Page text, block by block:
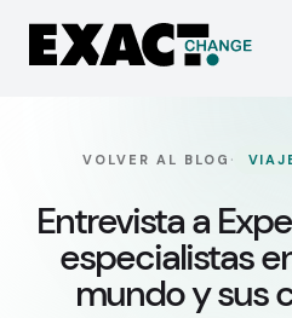
VOLVER AL BLOG ·
Entrevista a
especialistas
mundo y sus